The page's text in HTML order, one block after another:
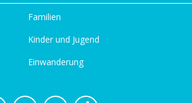
Familien
Kinder und Jugend
Einwanderung